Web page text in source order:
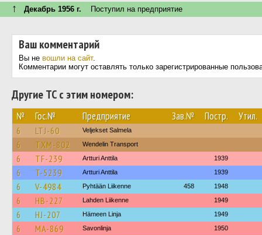
↑ Декабрь 1956 г. Поступил на предприятие
Ваш комментарий
Вы не вошли на сайт.
Комментарии могут оставлять только зарегистрированные
Другие ТС с этим номером:
№ Гос.№ Предприятие Зав.№ Постр. Утил.
6 LTJ-60 Veljekset Salmela
6 TXM-802 Wendelin Transport
6 TF-239 Artturi Anttila 1939
6 T-5239 Artturi Anttila 1939
6 V-4984 Pyhtään Liikenne 458 1948
6 HB-227 Lahden Liikenne 1949
6 HJ-207 Hämeen Linja 1949
6 MA-869 Savonlinja 1950